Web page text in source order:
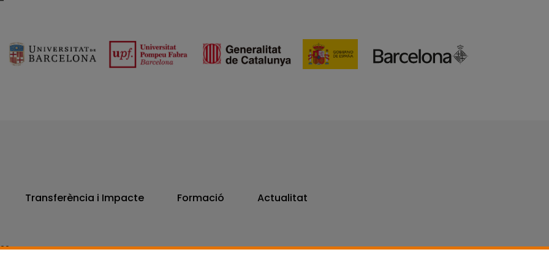
Transferència i Impacte Formació Actualitat